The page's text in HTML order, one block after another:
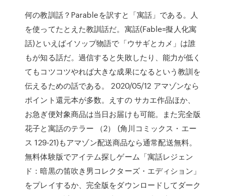
何の教訓話？Parableを訳すと「寓話」である。人
を使ってたとえた教訓話だ。寓話(Fable=擬人化寓
話)といえばイソップ物語で「ウサギとカメ」は誰
もが知る話だ。過信すると失敗したり、能力が低く
てもコツコツやれば大きな成果になるという教訓を
伝えるための話である。 2020/05/12 アマゾンなら
ポイント還元本が多数。えすの サカエ作品ほか、
お急ぎ便対象商品は当日お届けも可能。また完全版
花子と寓話のテラー （2） (角川コミックス・エー
ス 129-21)もアマゾン配送商品なら通常配送無料。
無料体験版でアイテム探しゲーム「寓話レジェン
ド：暗黒の笛吹き男コレクターズ・エディション」
をプレイするか、完全版をダウンロードしてダーク